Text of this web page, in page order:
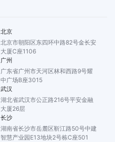
北京
北京市朝阳区东四环中路82号金长安
大厦C座1106
广州
广东省广州市天河区林和西路9号耀
中广场B座3015
武汉
湖北省武汉市公正路216号平安金融
大厦26层
长沙
湖南省长沙市岳麓区靳江路50号中建
智慧产业园E13地块2号栋C座501